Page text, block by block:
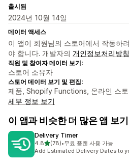
출시됨
2024년 10월 14일
데이터 액세스
이 앱이 회원님의 스토어에서 작동하
야 합니다. 개발자의 개인정보처리방침
직원 및 참여자 데이터 보기:
스토어 소유자
스토어 데이터 보기 및 편집:
제품, Shopify Functions, 온라인 스토
세부 정보 보기
이 앱과 비슷한 더 많은 앱 보기
Delivery Timer
4.8별 5개 중
(78)
총 리뷰 78개
•무료 플랜 사용 가능
Add Estimated Delivery Dates to